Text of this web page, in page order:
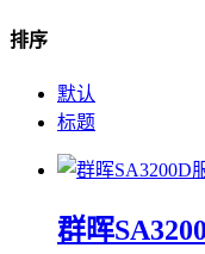
排序
默认
标题
群晖